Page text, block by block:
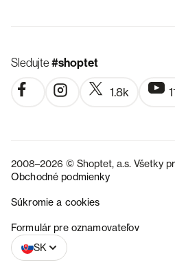
Sledujte#shoptet
1.8k
2008–2026 © Shoptet, a.s. Všetky
Obchodné podmienky
Súkromie a cookies
Formulár pre oznamovateľov
SK